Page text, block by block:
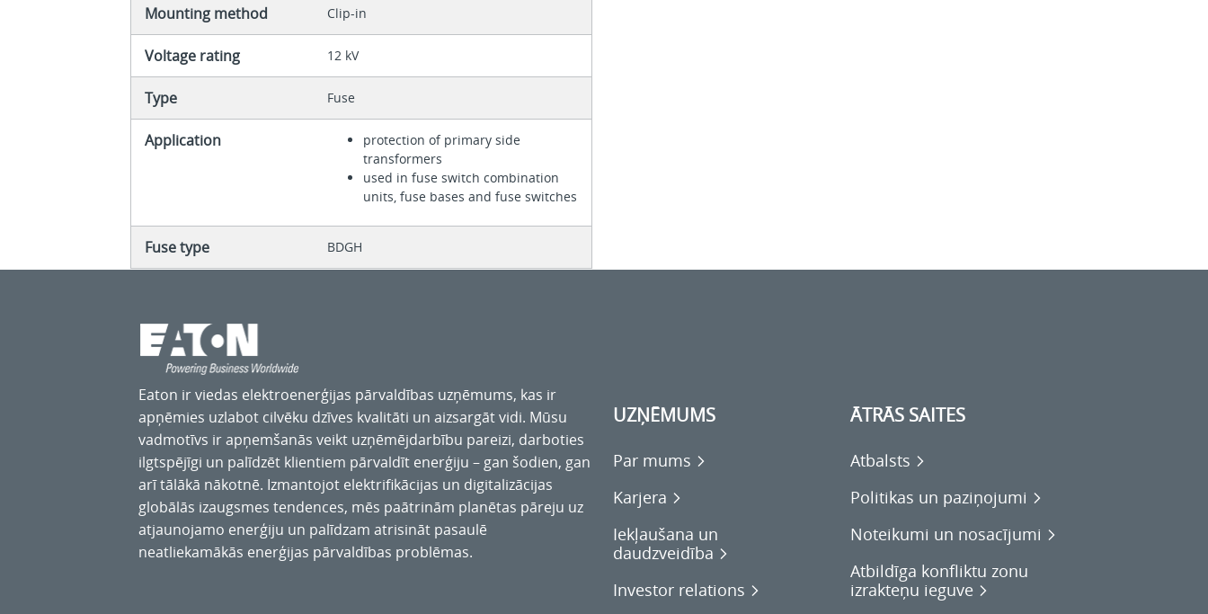
Mounting method Clip-in
Voltage rating 12 kV
Type Fuse
Application
protection of primary side
transformers
used in fuse switch combination
units, fuse bases and fuse switches
Fuse type BDGH
Eaton ir viedas elektroenerģijas pārvaldības uzņēmums, kas ir
apņēmies uzlabot cilvēku dzīves kvalitāti un aizsargāt vidi. Mūsu
vadmotīvs ir apņemšanās veikt uzņēmējdarbību pareizi, darboties
ilgtspējīgi un palīdzēt klientiem pārvaldīt enerģiju – gan šodien, gan
arī tālākā nākotnē. Izmantojot elektrifikācijas un digitalizācijas
globālās izaugsmes tendences, mēs paātrinām planētas pāreju uz
atjaunojamo enerģiju un palīdzam atrisināt pasaulē
neatliekamākās enerģijas pārvaldības problēmas.
UZŅĒMUMS
Par mums
Karjera
Iekļaušana un
daudzveidība
Investor relations
ĀTRĀS SAITES
Atbalsts
Politikas un paziņojumi
Noteikumi un nosacījumi
Atbildīga konfliktu zonu
izrakteņu ieguve